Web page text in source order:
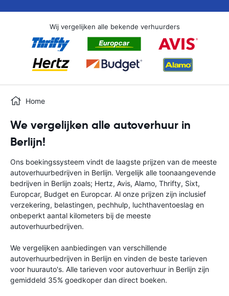
Wij vergelijken alle bekende verhuurders
Home
We vergelijken alle autoverhuur in
Berlijn!
Ons boekingssysteem vindt de laagste prijzen van de meeste
autoverhuurbedrijven in Berlijn. Vergelijk alle toonaangevende
bedrijven in Berlijn zoals; Hertz, Avis, Alamo, Thrifty, Sixt,
Europcar, Budget en Europcar. Al onze prijzen zijn inclusief
verzekering, belastingen, pechhulp, luchthaventoeslag en
onbeperkt aantal kilometers bij de meeste
autoverhuurbedrijven.
We vergelijken aanbiedingen van verschillende
autoverhuurbedrijven in Berlijn en vinden de beste tarieven
voor huurauto's. Alle tarieven voor autoverhuur in Berlijn zijn
gemiddeld 35% goedkoper dan direct boeken.